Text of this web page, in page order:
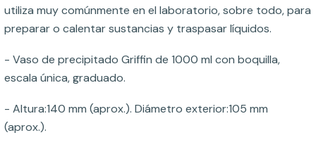
utiliza muy comúnmente en el laboratorio, sobre todo, para
preparar o calentar sustancias y traspasar líquidos.
- Vaso de precipitado Griffin de 1000 ml con boquilla,
escala única, graduado.
- Altura:140 mm (aprox.). Diámetro exterior:105 mm
(aprox.).